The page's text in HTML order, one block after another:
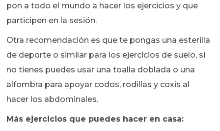
pon a todo el mundo a hacer los ejercicios y que
participen en la sesión.
Otra recomendación es que te pongas una esterilla
de deporte o similar para los ejercicios de suelo, si
no tienes puedes usar una toalla doblada o una
alfombra para apoyar codos, rodillas y coxis al
hacer los abdominales.
Más ejercicios que puedes hacer en casa: